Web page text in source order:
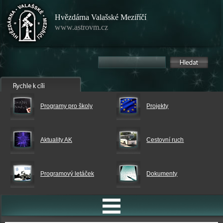
Hvězdárna Valašské Meziříčí
www.astrovm.cz
Programy pro školy Projekty
Aktuality AK Cestovní ruch
Programový letáček Dokumenty